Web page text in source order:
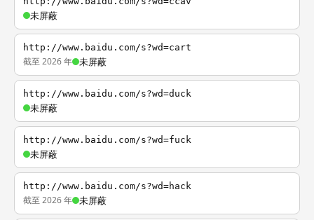
未屏蔽
http://www.baidu.com/s?wd=cart
截至 2026 年 未屏蔽
http://www.baidu.com/s?wd=duck
未屏蔽
http://www.baidu.com/s?wd=fuck
未屏蔽
http://www.baidu.com/s?wd=hack
截至 2026 年 未屏蔽